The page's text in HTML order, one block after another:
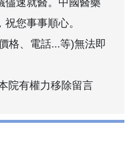
儘速就醫。中國醫藥
您事事順心。
格、電話...等)無法即
院有權力移除留言